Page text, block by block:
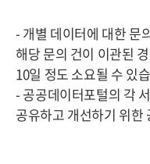
- 개별 데이터에 대한 문
해당 문의 건이 이관된
10일 정도 소요될 수 있
- 공공데이터포털의 각
공유하고 개선하기 위한